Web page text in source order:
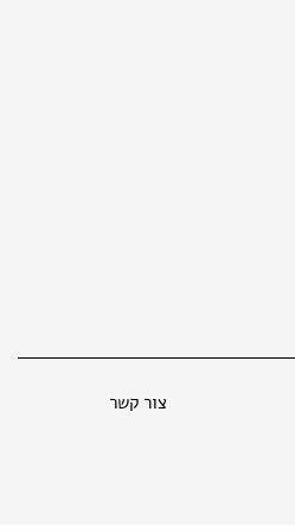
צור קשר